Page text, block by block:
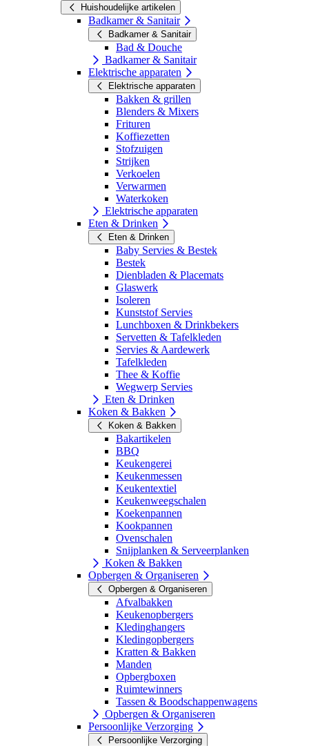
Huishoudelijke artikelen
Badkamer & Sanitair
Badkamer & Sanitair
Bad & Douche
Badkamer & Sanitair
Elektrische apparaten
Elektrische apparaten
Bakken & grillen
Blenders & Mixers
Frituren
Koffiezetten
Stofzuigen
Strijken
Verkoelen
Verwarmen
Waterkoken
Elektrische apparaten
Eten & Drinken
Eten & Drinken
Baby Servies & Bestek
Bestek
Dienbladen & Placemats
Glaswerk
Isoleren
Kunststof Servies
Lunchboxen & Drinkbekers
Servetten & Tafelkleden
Servies & Aardewerk
Tafelkleden
Thee & Koffie
Wegwerp Servies
Eten & Drinken
Koken & Bakken
Koken & Bakken
Bakartikelen
BBQ
Keukengerei
Keukenmessen
Keukentextiel
Keukenweegschalen
Koekenpannen
Kookpannen
Ovenschalen
Snijplanken & Serveerplanken
Koken & Bakken
Opbergen & Organiseren
Opbergen & Organiseren
Afvalbakken
Keukenopbergers
Kledinghangers
Kledingopbergers
Kratten & Bakken
Manden
Opbergboxen
Ruimtewinners
Tassen & Boodschappenwagens
Opbergen & Organiseren
Persoonlijke Verzorging
Persoonlijke Verzorging